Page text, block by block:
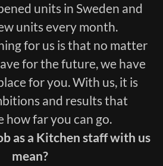
units in Sweden and
units every month.
for us is that no matter
for the future, we have
for you. With us, it is
and results that
how far you can go.
as a Kitchen staff with us
mean?